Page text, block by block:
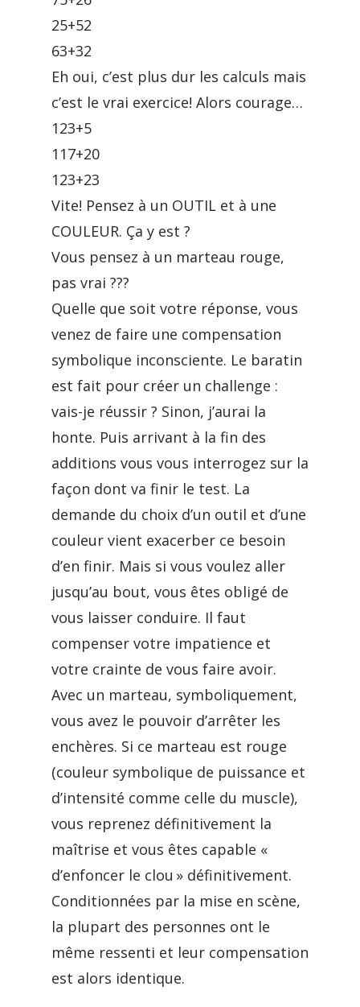
25+52
63+32
Eh oui, c’est plus dur les calculs mais
c’est le vrai exercice! Alors courage…
123+5
117+20
123+23
Vite! Pensez à un OUTIL et à une
COULEUR. Ça y est ?
Vous pensez à un marteau rouge,
pas vrai ???
Quelle que soit votre réponse, vous
venez de faire une compensation
symbolique inconsciente. Le baratin
est fait pour créer un challenge :
vais-je réussir ? Sinon, j’aurai la
honte. Puis arrivant à la fin des
additions vous vous interrogez sur la
façon dont va finir le test. La
demande du choix d’un outil et d’une
couleur vient exacerber ce besoin
d’en finir. Mais si vous voulez aller
jusqu’au bout, vous êtes obligé de
vous laisser conduire. Il faut
compenser votre impatience et
votre crainte de vous faire avoir.
Avec un marteau, symboliquement,
vous avez le pouvoir d’arrêter les
enchères. Si ce marteau est rouge
(couleur symbolique de puissance et
d’intensité comme celle du muscle),
vous reprenez définitivement la
maîtrise et vous êtes capable «
d’enfoncer le clou » définitivement.
Conditionnées par la mise en scène,
la plupart des personnes ont le
même ressenti et leur compensation
est alors identique.